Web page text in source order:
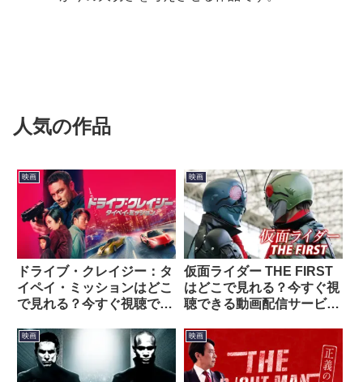
人気の作品
映画
ドライブ・クレイジー：タ
イペイ・ミッションはどこ
で見れる？今すぐ視聴でき
介！
映画
仮面ライダー THE FIRST
はどこで見れる？今すぐ視
聴できる動画配信サービス
映画 映画